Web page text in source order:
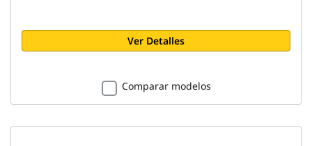
Ver Detalles
Comparar modelos